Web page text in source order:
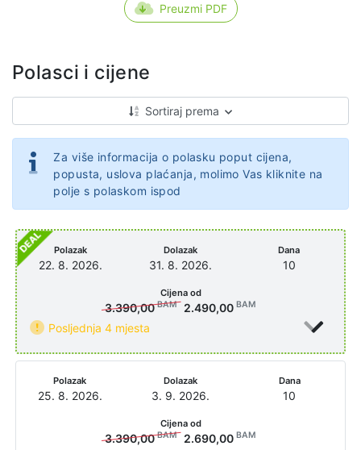
Preuzmi PDF
Polasci i cijene
Sortiraj prema
Za više informacija o polasku poput cijena,
popusta, uslova plaćanja, molimo Vas kliknite na
polje s polaskom ispod
Polazak
22. 8. 2026.
Dolazak
31. 8. 2026.
Dana
10
Posljednja 4 mjesta
Cijena od
3.390,00BAM 2.490,00 BAM
Polazak
25. 8. 2026.
Dolazak
3. 9. 2026.
Dana
10
Cijena od
3.390,00BAM 2.690,00 BAM